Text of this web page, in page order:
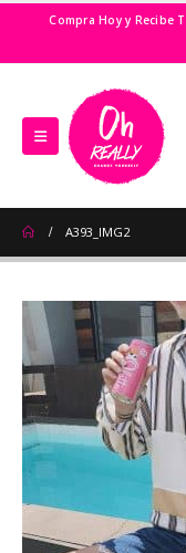
Compra Hoy y Recibe
A393_IMG2